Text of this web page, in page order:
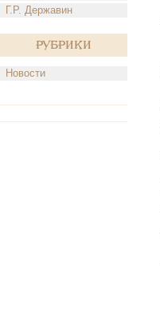
Г.Р. Державин
Рубрики
Новости